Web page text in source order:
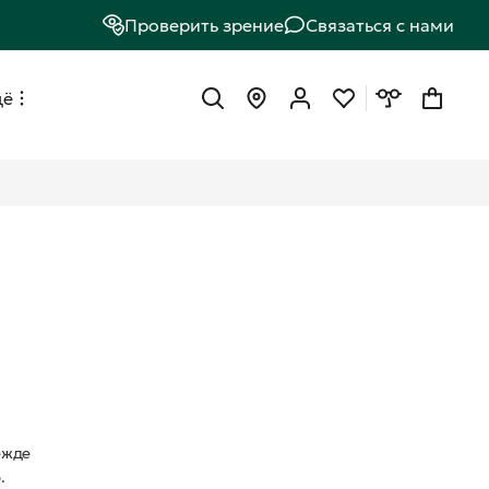
Проверить зрение Связаться с нами